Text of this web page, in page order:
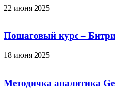
22 июня 2025
Пошаговый курс –
18 июня 2025
Методичка аналитика